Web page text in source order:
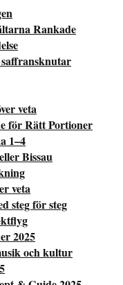
Rankade
saffransknutar
veta
för Rätt Portioner
1–4
Bissau
veta
steg för steg
2025
och kultur